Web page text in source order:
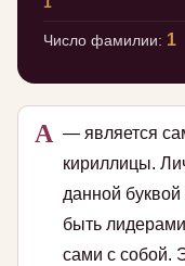
Число фамилии: 1
А — является
кириллицы.
данной
быть
сами с собой.